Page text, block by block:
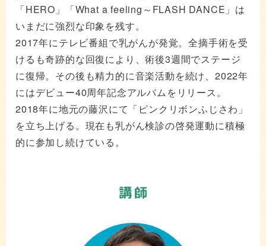
「HERO」「What a feeling～FLASH DANCE」は
いまだに強烈な印象を残す。
2017年にテレビ番組で乳がんが発覚。全摘手術を受
けるも奇跡的な回復により、術後3週間でステージ
に復帰。その後も精力的に音楽活動を続け、2022年
にはデビュー40周年記念アルバムをリリース。
2018年に地元の藤沢にて「ピンクリボンふじさわ」
を立ち上げる。現在も乳がん検診の啓発運動に積極
的に参加し続けている。
講師